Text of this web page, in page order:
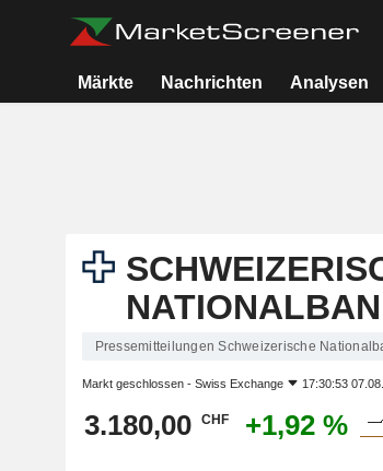
Märkte Nachrichten Analysen
Pressemitteilungen Schweizerische
Markt geschlossen - Swiss Exchange 17:30:53
3.180,00 CHF +1,92 %